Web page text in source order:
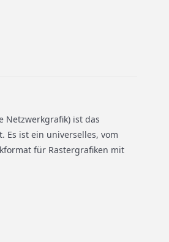
Netzwerkgrafik) ist das
Es ist ein universelles, vom
für Rastergrafiken mit